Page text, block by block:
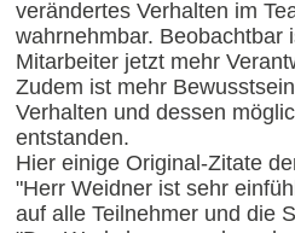
verändertes Verhalten im
wahrnehmbar. Beobachtbar
Mitarbeiter jetzt mehr
Zudem ist mehr
Verhalten und dessen
entstanden.
Hier einige Original-Zitate
"Herr Weidner ist sehr
auf alle Teilnehmer und die